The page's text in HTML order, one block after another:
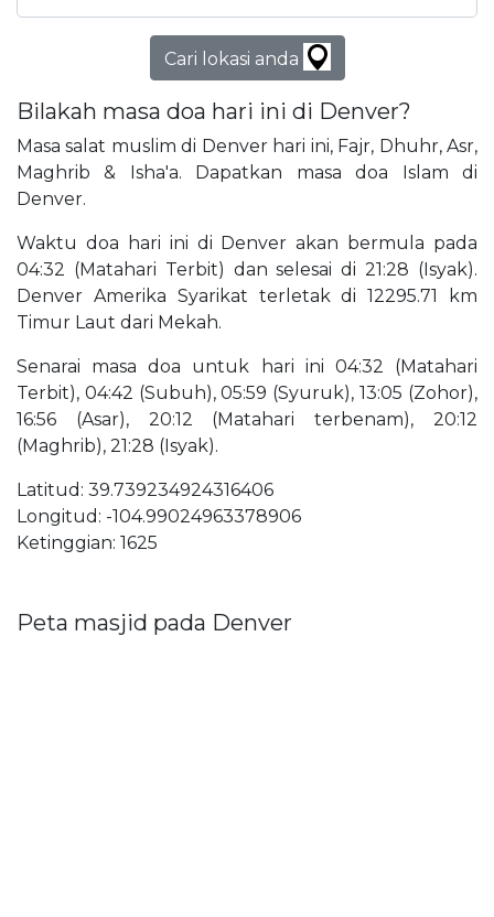
Cari lokasi anda
Bilakah masa doa hari ini di Denver?
Masa salat muslim di Denver hari ini, Fajr, Dhuhr, Asr,
Maghrib & Isha'a. Dapatkan masa doa Islam di
Denver.
Waktu doa hari ini di Denver akan bermula pada
04:32 (Matahari Terbit) dan selesai di 21:28 (Isyak).
Denver Amerika Syarikat terletak di 12295.71 km
Timur Laut dari Mekah.
Senarai masa doa untuk hari ini 04:32 (Matahari
Terbit), 04:42 (Subuh), 05:59 (Syuruk), 13:05 (Zohor),
16:56 (Asar), 20:12 (Matahari terbenam), 20:12
(Maghrib), 21:28 (Isyak).
Latitud: 39.739234924316406
Longitud: -104.99024963378906
Ketinggian: 1625
Peta masjid pada Denver